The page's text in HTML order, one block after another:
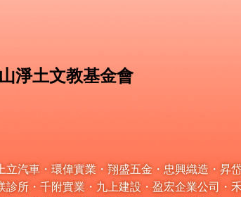
淨土文教基金會
汽車・環偉實業・翔盛五金・忠興織造・昇
所・千附實業・九上建設・盈宏企業公司・